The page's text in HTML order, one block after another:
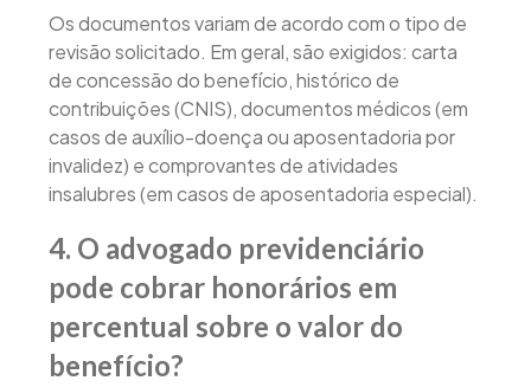
Os documentos variam de acordo com o tipo de
revisão solicitado. Em geral, são exigidos: carta
de concessão do benefício, histórico de
contribuições (CNIS), documentos médicos (em
casos de auxílio-doença ou aposentadoria por
invalidez) e comprovantes de atividades
insalubres (em casos de aposentadoria especial).
4. O advogado previdenciário
pode cobrar honorários em
percentual sobre o valor do
benefício?